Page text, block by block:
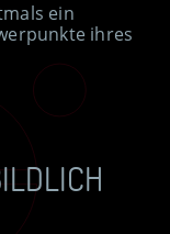
ein
ihres